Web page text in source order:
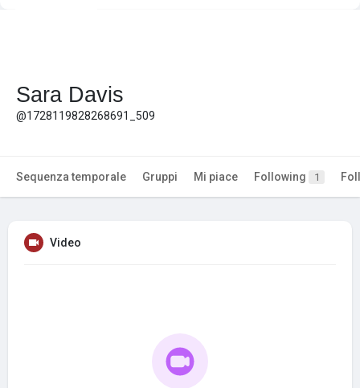
Sara Davis
@1728119828268691_509
Sequenza temporale Gruppi Mi piace Following 1
Video